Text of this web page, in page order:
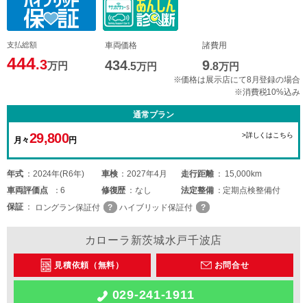
支払総額
444.3万円
車両価格
434.5万円
諸費用
9.8万円
※価格は展示店にて8月登録の場合
※消費税10%込み
通常プラン
月々29,800円
>詳しくはこちら
年式 2024年(R6年) 車検 2027年4月 走行距離
15,000km
車両評価点 6 修復歴 なし 法定整備
定期点検整備付
保証
ロングラン保証付 ハイブリッド保証付
カローラ新茨城水戸千波店
見積依頼（無料） お問合せ
029-241-1911